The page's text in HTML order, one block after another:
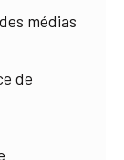
médias
de